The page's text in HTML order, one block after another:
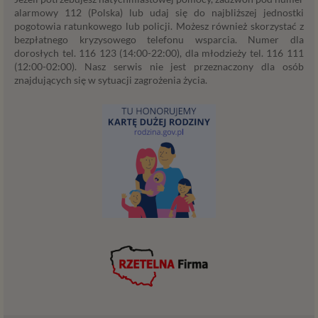
alarmowy 112 (Polska) lub udaj się do najbliższej jednostki
pogotowia ratunkowego lub policji. Możesz również skorzystać z
bezpłatnego kryzysowego telefonu wsparcia. Numer dla
dorosłych tel. 116 123 (14:00-22:00), dla młodzieży tel. 116 111
(12:00-02:00). Nasz serwis nie jest przeznaczony dla osób
znajdujących się w sytuacji zagrożenia życia.
Administratorzy
Administratorami Twoich danych osobowych Psychology
Consulting Aneta Styńska właściciel serwisu
internetowego Psychorada.pl. Pełne dane administratora
możesz sprawdzić wchodząc na podstrone Kontakt.
Znajdziesz tam również informację o naszych Zaufanych
Partnerach, czyli firmach i innych podmiotów, z którymi
współpracujemy głównie w zakresie administracyjnym,
technologicznym koniecznym do prowadzenia serwisu i
Przekazywanie danych
Twoje dane będą przetwarzać Psychology Consulting
właściciel serwisu Psychorada.pl i Zaufani Partnerzy.
przetwarzania innym podmiotom. W każdym takim
przypadku przekazanie danych nie uprawnia ich odbiorcy
do dowolnego korzystania z nich, a jedynie do korzystania